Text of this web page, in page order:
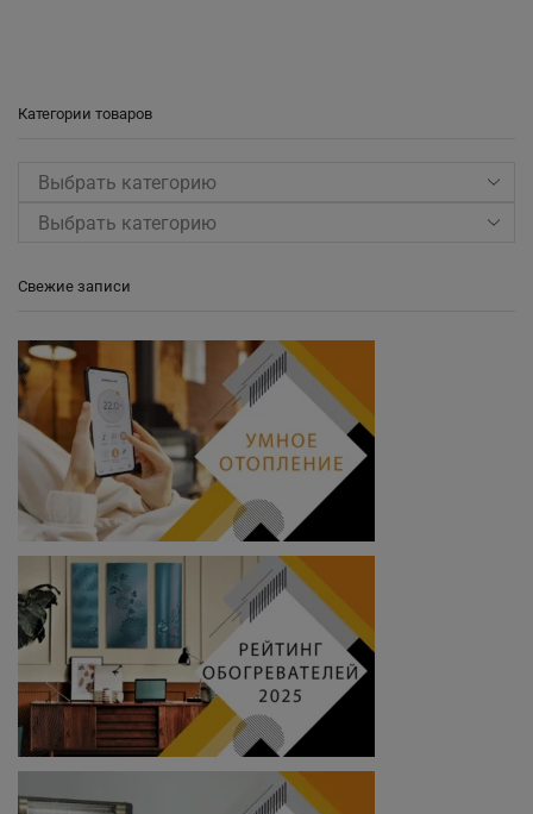
Категории товаров
Выбрать категорию
Свежие записи